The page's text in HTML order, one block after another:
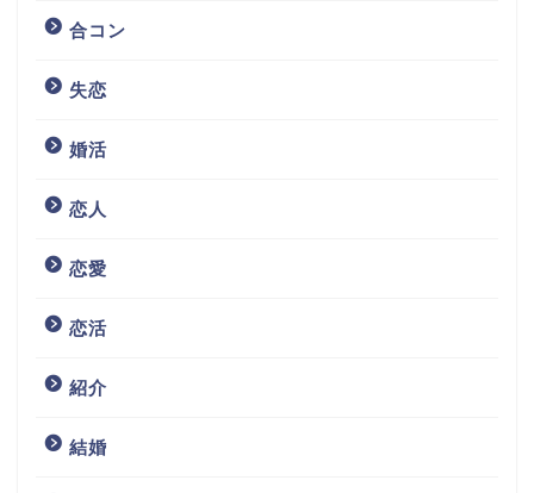
合コン
失恋
婚活
恋人
恋愛
恋活
紹介
結婚